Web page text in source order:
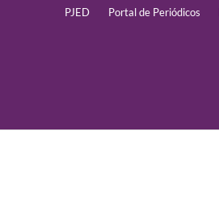
PJED Portal de Periódicos